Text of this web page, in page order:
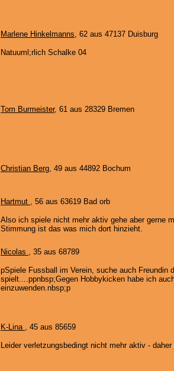
Marlene Hinkelmanns, 62 aus 47137 Duisburg
Natuuml;rlich Schalke 04
Tom Burmeister, 61 aus 28329 Bremen
Christian Berg, 49 aus 44892 Bochum
Hartmut , 56 aus 63619 Bad orb
Also ich spiele nicht mehr aktiv gehe aber gerne
Stimmung ist das was mich dort hinzieht.
Nicolas , 35 aus 68789
pSpiele Fussball im Verein, suche auch Freundin
spielt....ppnbsp;Gegen Hobbykicken habe ich
einzuwenden.nbsp;p
K-Lina , 45 aus 85659
Leider verletzungsbedingt nicht mehr aktiv -